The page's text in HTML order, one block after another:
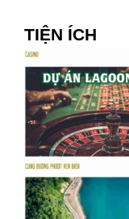
TIỆN ÍCH